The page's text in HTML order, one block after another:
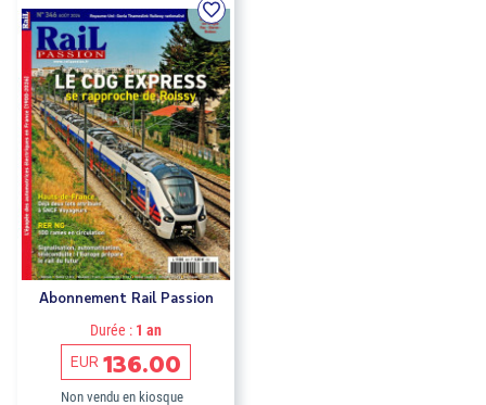
Abonnement Rail Passion
Durée : 1 an
EUR 136.00
Non vendu en kiosque